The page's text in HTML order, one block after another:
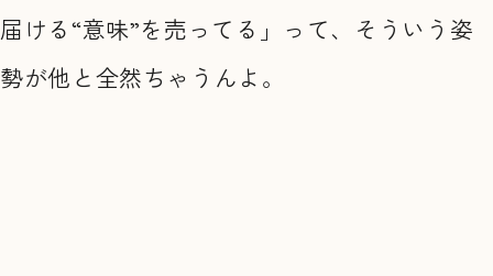
届ける“意味”を売ってる」って、そういう姿
勢が他と全然ちゃうんよ。